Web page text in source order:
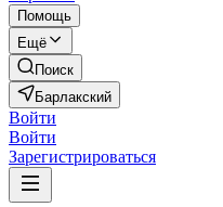
Помощь
Ещё
Поиск
Барлакский
Войти
Войти
Зарегистрироваться